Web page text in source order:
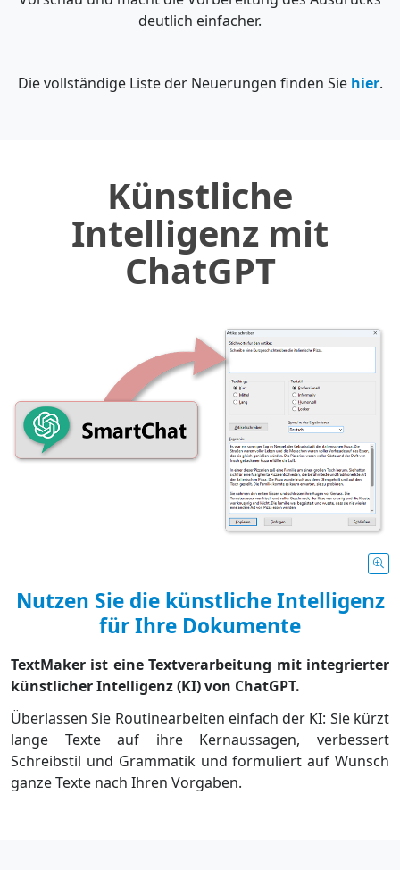
deutlich einfacher.
Die vollständige Liste der Neuerungen finden Sie hier.
Künstliche
Intelligenz mit
ChatGPT
Nutzen Sie die künstliche Intelligenz
für Ihre Dokumente
TextMaker ist eine Textverarbeitung mit integrierter
künstlicher Intelligenz (KI) von ChatGPT.
Überlassen Sie Routinearbeiten einfach der KI: Sie kürzt
lange Texte auf ihre Kernaussagen, verbessert
Schreibstil und Grammatik und formuliert auf Wunsch
ganze Texte nach Ihren Vorgaben.